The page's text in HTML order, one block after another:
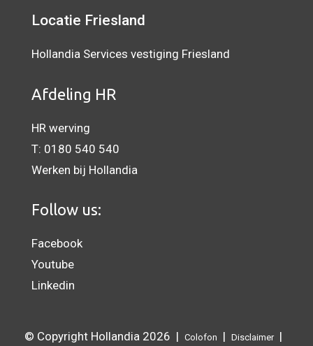
Locatie Friesland
Hollandia Services vestiging Friesland
Afdeling HR
HR werving
T: 0180 540 540
Werken bij Hollandia
Follow us:
Facebook
Youtube
Linkedin
© Copyright Hollandia 2026 | Colofon | Disclaimer|